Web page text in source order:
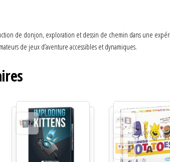
de donjon, exploration et dessin de chemin dans une
de jeux d’aventure accessibles et dynamiques.